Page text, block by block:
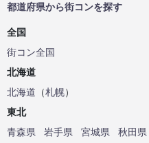
都道府県から街コンを探す
全国
街コン全国
北海道
北海道 （札幌）
東北
青森県
岩手県 宮城県 秋田県